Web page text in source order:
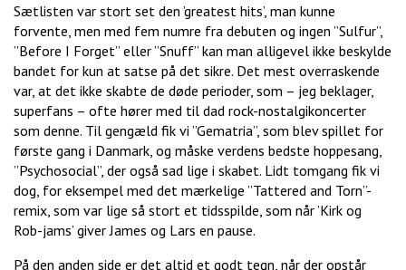
Sætlisten var stort set den ’greatest hits’, man kunne
forvente, men med fem numre fra debuten og ingen ”Sulfur”,
”Before I Forget” eller ”Snuff” kan man alligevel ikke beskylde
bandet for kun at satse på det sikre. Det mest overraskende
var, at det ikke skabte de døde perioder, som – jeg beklager,
superfans – ofte hører med til dad rock-nostalgikoncerter
som denne. Til gengæld fik vi ”Gematria”, som blev spillet for
første gang i Danmark, og måske verdens bedste hoppesang,
”Psychosocial”, der også sad lige i skabet. Lidt tomgang fik vi
dog, for eksempel med det mærkelige ”Tattered and Torn”-
remix, som var lige så stort et tidsspilde, som når ’Kirk og
Rob-jams’ giver James og Lars en pause.
På den anden side er det altid et godt tegn, når der opstår